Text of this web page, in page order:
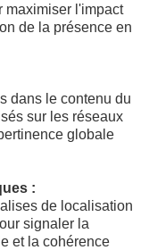
maximiser l'impact
de la présence en
dans le contenu du
sur les réseaux
globale
:
de localisation
signaler la
et la cohérence